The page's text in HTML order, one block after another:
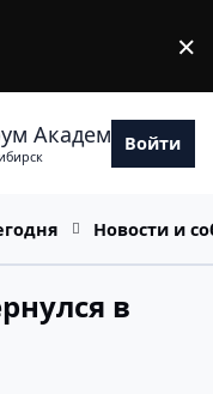
×
Академгородка
Войти
Новости и
в